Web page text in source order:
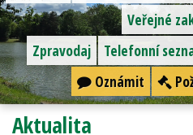
Veřejné
Telefonní
Zpravodaj
Oznámit
Aktualita